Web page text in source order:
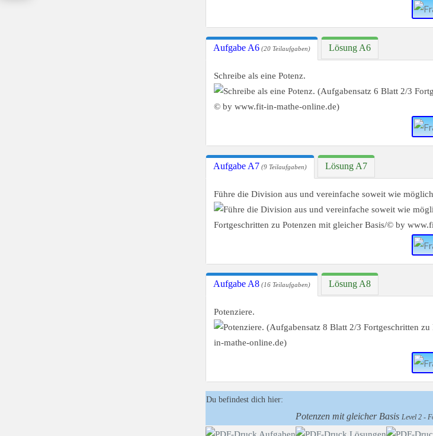
Aufgabe A6 (20 Teilaufgaben) Lösung A6
Schreibe als eine Potenz.
Aufgabe A7 (9 Teilaufgaben) Lösung A7
Führe die Division aus und vereinfache soweit wie
Aufgabe A8 (16 Teilaufgaben) Lösung A8
Potenziere.
Du befindest dich hier:
Potenzen mit gleicher Basis Level 2 -